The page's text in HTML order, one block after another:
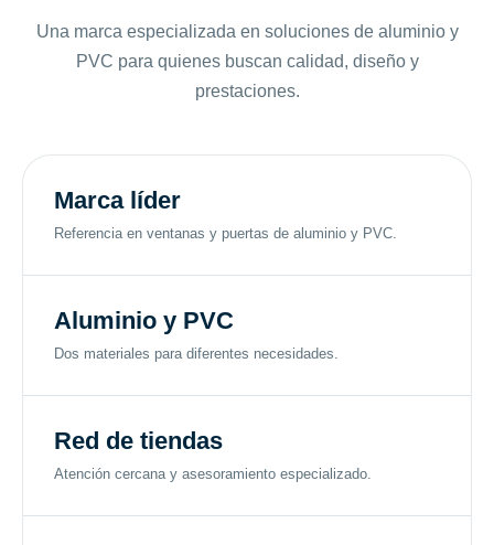
Una marca especializada en soluciones de aluminio y
PVC para quienes buscan calidad, diseño y
prestaciones.
Marca líder
Referencia en ventanas y puertas de aluminio y PVC.
Aluminio y PVC
Dos materiales para diferentes necesidades.
Red de tiendas
Atención cercana y asesoramiento especializado.